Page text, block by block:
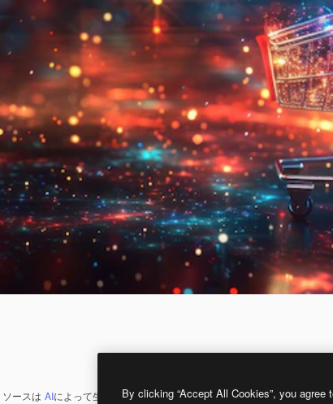
ソースは AIによって生成されたものです。 AI画像生成ツールを使うと、あ
By clicking “Accept All Cookies”, you